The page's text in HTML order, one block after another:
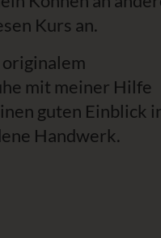
Kurs an.
mit meiner Hilfe
guten Einblick
Handwerk.